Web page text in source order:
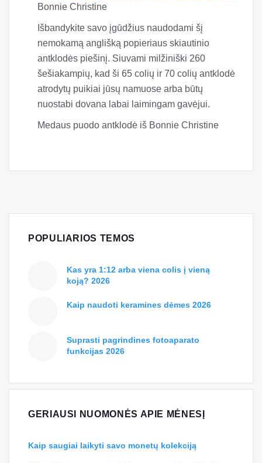
Bonnie Christine
Išbandykite savo įgūdžius naudodami šį
nemokamą anglišką popieriaus skiautinio
antklodės piešinį. Siuvami milžiniški 260
šešiakampių, kad ši 65 colių ir 70 colių antklodė
atrodytų puikiai jūsų namuose arba būtų
nuostabi dovana labai laimingam gavėjui.
Medaus puodo antklodė iš Bonnie Christine
POPULIARIOS TEMOS
Kas yra 1:12 arba viena colis į vieną
koją? 2026
Kaip naudoti keramines dėmes 2026
Suprasti pagrindines fotoaparato
funkcijas 2026
GERIAUSI NUOMONĖS APIE MĖNESĮ
Kaip saugiai laikyti savo monetų kolekciją